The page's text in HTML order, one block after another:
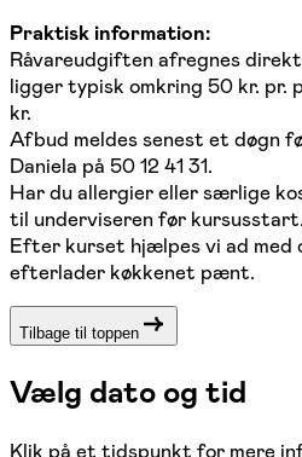
Praktisk information:
Råvareudgiften afregnes
ligger typisk omkring 50 kr. pr.
kr.
Afbud meldes senest et døgn
Daniela på 50 12 41 31.
Har du allergier eller særlige
til underviseren før kursusstart.
Efter kurset hjælpes vi ad med
efterlader køkkenet pænt.
Tilbage til toppen
Vælg dato og tid
Klik på et tidspunkt for mere